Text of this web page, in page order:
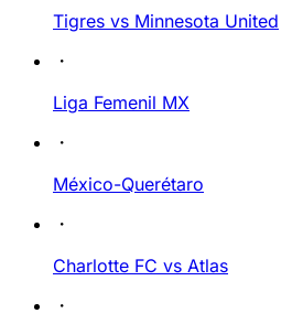
Tigres vs Minnesota United
Liga Femenil MX
México-Querétaro
Charlotte FC vs Atlas